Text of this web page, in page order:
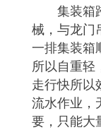
集装箱跨
械，与龙门
一排集装箱
所以自重轻
走行快所以
流水作业，
要，只能大